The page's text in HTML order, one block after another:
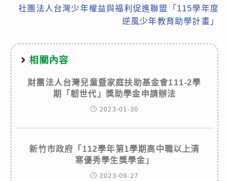
社團法人台灣少年權益與福利促進聯盟「115學年度
逆風少年教育助學計畫」
相關內容
財團法人台灣兒童暨家庭扶助基金會111-2學
期「韌世代」獎助學金申請辦法
2023-01-30
新竹市政府「112學年第1學期高中職以上清
寒優秀學生獎學金」
2023-09-27